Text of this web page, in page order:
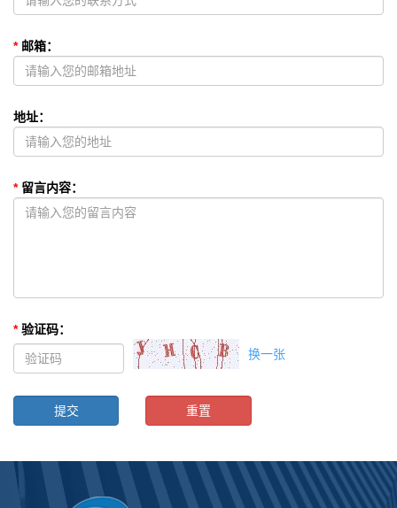
* 邮箱：
地址：
* 留言内容：
* 验证码：
换一张